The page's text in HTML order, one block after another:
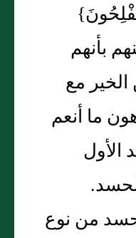
عنهم بأنهم
مع
ما أنعم
الأول
من نوع